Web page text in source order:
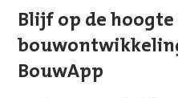
Blijf op de hoogte
BouwApp